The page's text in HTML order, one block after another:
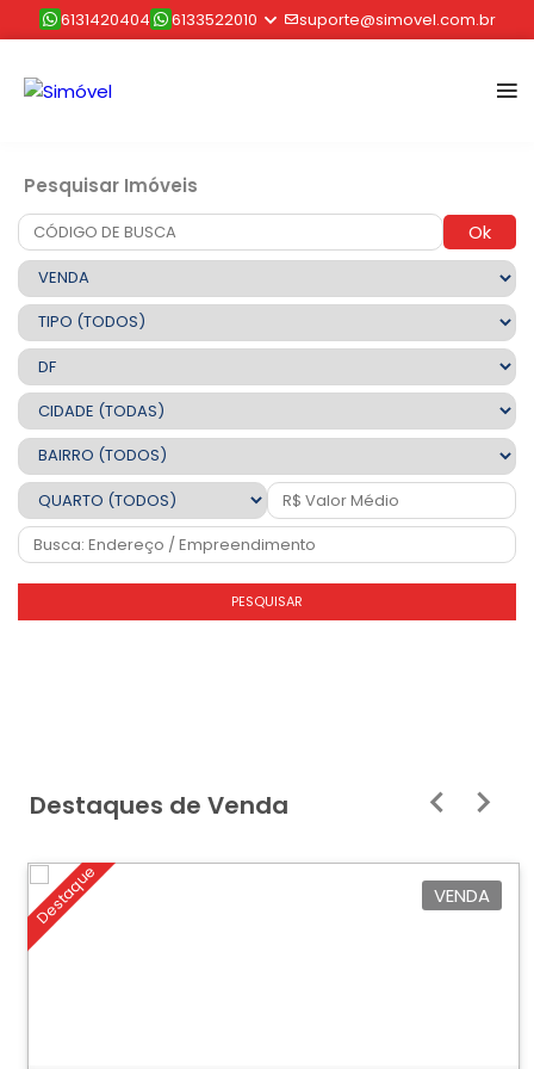
6131420404 6133522010 suporte@simovel.com.br
Pesquisar Imóveis
Ok
PESQUISAR
Destaques de Venda
Destaque VENDA